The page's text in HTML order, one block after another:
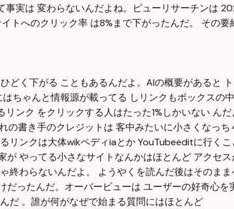
実は 変わらないんだよね。ピューリサーチンは
へのクリック率 は8%まで下がったんだ。 その
どく下がる こともあるんだよ。AIの概要があると
ちゃんと情報源が載ってる しリンクもボックスの
ンク をクリックする人はたった1%しかいない ん
の書き手のクレジットは 客中みたいに小さくなっ
ンクは大体wikペディiaとか YouTubeeditに行く
やってる小さなサイトなんかはほとんど アクセ
わらないんだよ。 ようやくを読んだ後はそのま
ったんだ。オーバービューは ユーザーの好奇心
だ 。誰が何がなぜで始まる質問にはほとんど